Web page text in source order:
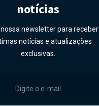
notícias
newsletter para receber
notícias e atualizações
exclusivas.